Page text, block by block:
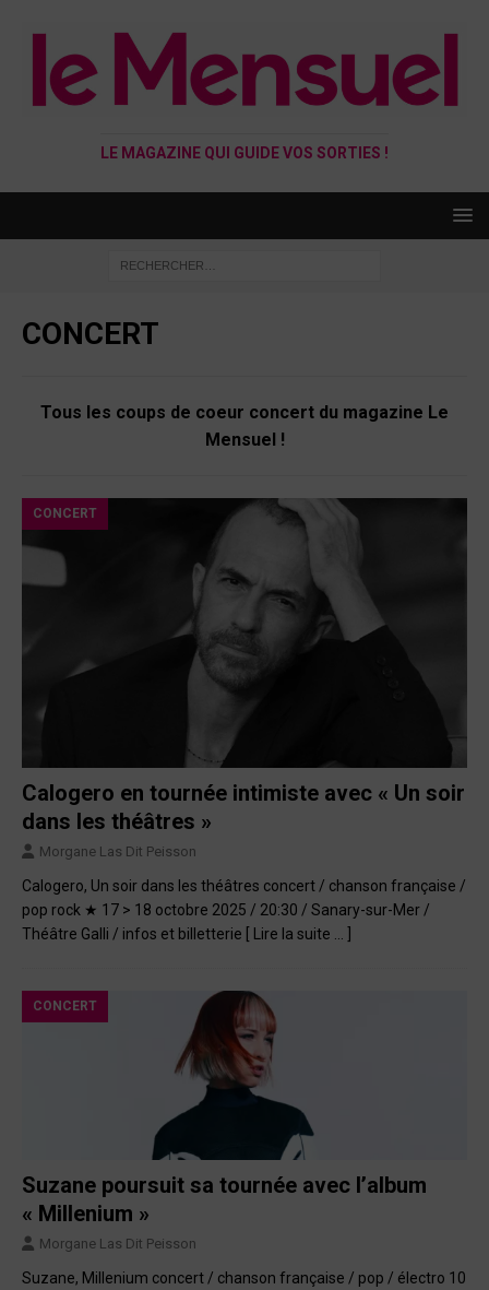
LE MAGAZINE QUI GUIDE VOS SORTIES !
CONCERT
Tous les coups de coeur concert du magazine Le
Mensuel !
CONCERT
Calogero en tournée intimiste avec « Un soir
dans les théâtres »
Morgane Las Dit Peisson
Calogero, Un soir dans les théâtres concert / chanson française /
pop rock ★ 17 > 18 octobre 2025 / 20:30 / Sanary-sur-Mer /
Théâtre Galli / infos et billetterie
[ Lire la suite … ]
CONCERT
Suzane poursuit sa tournée avec l’album
« Millenium »
Morgane Las Dit Peisson
Suzane, Millenium concert / chanson française / pop / électro 10